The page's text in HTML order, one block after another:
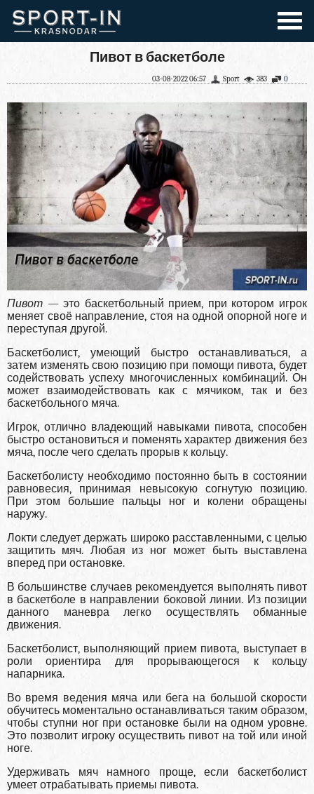
Пивот в баскетболе
0
383
Sport
03-08-2022 06:57
Пивот — это баскетбольный прием, при котором игрок
меняет своё направление, стоя на одной опорной ноге и
переступая другой.
Баскетболист, умеющий быстро останавливаться, а
затем изменять свою позицию при помощи пивота, будет
содействовать успеху многочисленных комбинаций. Он
может взаимодействовать как с мячиком, так и без
баскетбольного мяча.
Игрок, отлично владеющий навыками пивота, способен
быстро остановиться и поменять характер движения без
мяча, после чего сделать прорыв к кольцу.
Баскетболисту необходимо постоянно быть в состоянии
равновесия, принимая невысокую согнутую позицию.
При этом большие пальцы ног и колени обращены
наружу.
Локти следует держать широко расставленными, с целью
защитить мяч. Любая из ног может быть выставлена
вперед при остановке.
В большинстве случаев рекомендуется выполнять пивот
в баскетболе в направлении боковой линии. Из позиции
данного маневра легко осуществлять обманные
движения.
Баскетболист, выполняющий прием пивота, выступает в
роли ориентира для прорывающегося к кольцу
напарника.
Во время ведения мяча или бега на большой скорости
обучитесь моментально останавливаться таким образом,
чтобы ступни ног при остановке были на одном уровне.
Это позволит игроку осуществить пивот на той или иной
ноге.
Удерживать мяч намного проще, если баскетболист
умеет отрабатывать приемы пивота.